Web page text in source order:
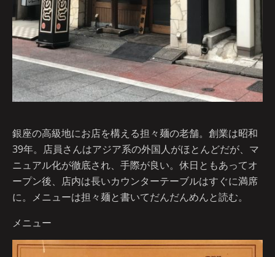
銀座の高級地にお店を構える担々麺の老舗。創業は昭和
39年。店員さんはアジア系の外国人がほとんどだが、マ
ニュアル化が徹底され、手際が良い。休日ともあってオ
ープン後、店内は長いカウンターテーブルはすぐに満席
に。メニューは担々麺と書いてだんだんめんと読む。
メニュー